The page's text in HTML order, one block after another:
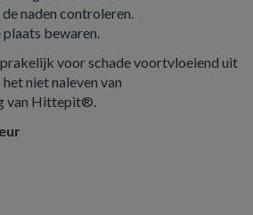
naden controleren.
plaats bewaren.
voor schade voortvloeiend uit
niet naleven van
van Hittepit®.